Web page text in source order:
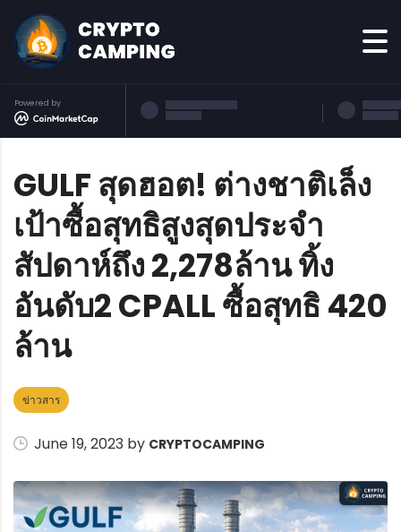
Powered by
GULF สุดฮอต! ต่างชาติเล็ง
เป้าซื้อสุทธิสูงสุดประจำ
สัปดาห์ถึง 2,278ล้าน ทิ้ง
อันดับ2 CPALL ซื้อสุทธิ 420
ล้าน
ข่าวสาร
June 19, 2023 by CRYPTOCAMPING